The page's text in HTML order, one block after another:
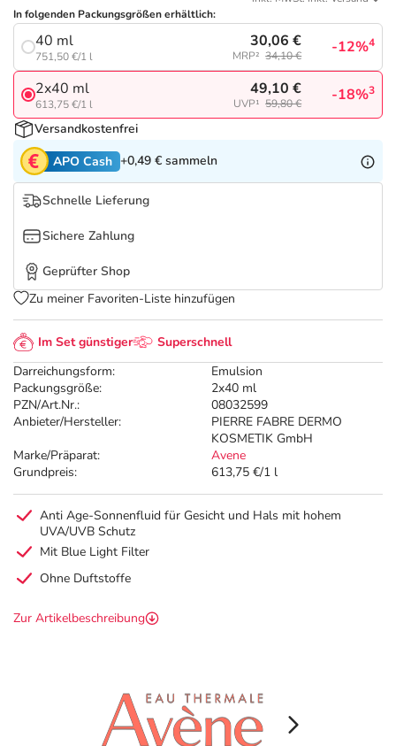
Tierapotheke
Vitamine & Mineralstoffe
Marken
Salus Deals
Im Set günstiger
Superschnell
Darreichungsform:
Emulsion
Packungsgröße:
2x40 ml
PZN/Art.Nr.:
08032599
Anbieter/Hersteller:
PIERRE FABRE DERMO
KOSMETIK GmbH
Marke/Präparat:
Avene
Grundpreis:
613,75 €/1 l
In folgenden Packungsgrößen erhältlich:
40 ml
751,50 €/1 l
30,06 €
MRP² 34,10 € -12%4
2x40 ml
613,75 €/1 l
49,10 €
UVP¹ 59,80 € -18%3
Versandkostenfrei
APO Cash +0,49 € sammeln
Schnelle Lieferung
Sichere Zahlung
Geprüfter Shop
Zu meiner Favoriten-Liste hinzufügen
Anti Age-Sonnenfluid für Gesicht und Hals mit hohem
UVA/UVB Schutz
Mit Blue Light Filter
Ohne Duftstoffe
Zur Artikelbeschreibung